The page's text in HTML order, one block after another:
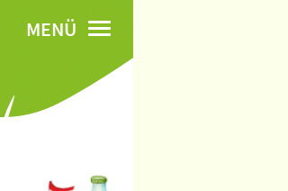
MENÜ